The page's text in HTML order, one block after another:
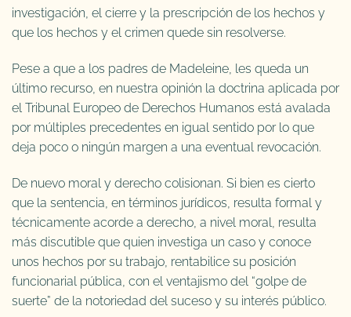
investigación, el cierre y la prescripción de los hechos y
que los hechos y el crimen quede sin resolverse.
Pese a que a los padres de Madeleine, les queda un
último recurso, en nuestra opinión la doctrina aplicada por
el Tribunal Europeo de Derechos Humanos está avalada
por múltiples precedentes en igual sentido por lo que
deja poco o ningún margen a una eventual revocación.
De nuevo moral y derecho colisionan. Si bien es cierto
que la sentencia, en términos jurídicos, resulta formal y
técnicamente acorde a derecho, a nivel moral, resulta
más discutible que quien investiga un caso y conoce
unos hechos por su trabajo, rentabilice su posición
funcionarial pública, con el ventajismo del “golpe de
suerte” de la notoriedad del suceso y su interés público.